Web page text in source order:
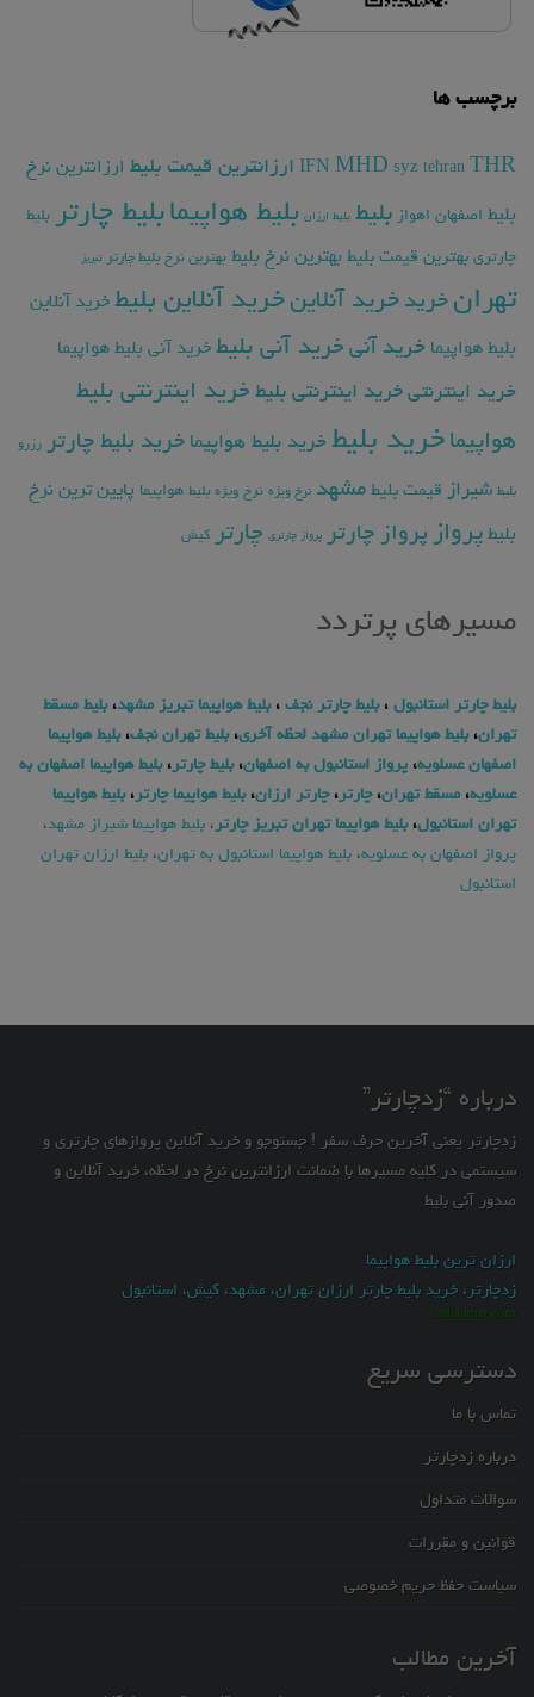
برچسب ها
IFN MHD syz tehran THR ارزانترین قیمت بلیط ارزانترین نرخ
بلیط اصفهان اهواز بلیط بلیط ارزان بلیط هواپیمابلیط چارتر بلیط
چارتری بهترین قیمت بلیط بهترین نرخ بلیط بهترین نرخ بلیط چارتر تبریز
تهران خرید خرید آنلاین خرید آنلاین بلیط خرید آنلاین
بلیط هواپیما خرید آنی خرید آنی بلیط خرید آنی بلیط هواپیما
خرید اینترنتی خرید اینترنتی بلیط خرید اینترنتی بلیط
هواپیما خرید بلیط خرید بلیط هواپیما خرید بلیط چارتر رزرو
بلیط شیراز قیمت بلیط مشهد نرخ ویژه نرخ ویژه بلیط هواپیما پایین ترین نرخ
بلیط پرواز پرواز چارتر پرواز چارتری چارتر کیش
مسیرهای پرتردد
بلیط چارتر استانبول ،بلیط چارتر نجف ،بلیط هواپیما تبریز مشهد،بلیط مسقط
تهران،بلیط هواپیما تهران مشهد لحظه آخری،بلیط تهران نجف،بلیط هواپیما
اصفهان عسلویه، پرواز استانبول به اصفهان،بلیط چارتر ،بلیط هواپیما اصفهان به
عسلویه، مسقط تهران،چارتر ،چارتر ارزان،بلیط هواپیما چارتر ،بلیط هواپیما
تهران استانبول،بلیط هواپیما تهران تبریز چارتر ، بلیط هواپیما شیراز مشهد،
پرواز اصفهان به عسلویه، بلیط هواپیما استانبول به تهران، بلیط ارزان تهران
استانبول
درباره “زدچارتر”
زدچارتر یعنی آخرین حرف سفر ! جستوجو و خرید آنلاین پروازهای چارتری و
سیستمی در کلیه مسیرها با ضمانت ارزانترین نرخ در لحظه، خرید آنلاین و
صدور آنی بلیط
ارزان ترین بلیط هواپیما
زدچارتر، خرید بلیط چارتر ارزان تهران، مشهد، کیش، استانبول
zedcharter.com
دسترسی سریع
تماس با ما
درباره زدچارتر
سوالات متداول
قوانین و مقررات
سیاست حفظ حریم خصوصی
آخرین مطالب